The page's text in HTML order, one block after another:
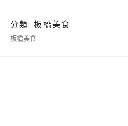
分類: 板橋美食
板橋美食